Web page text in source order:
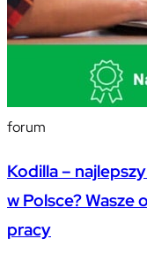
forum
Kodilla –
w Polsce? Wasze
pracy